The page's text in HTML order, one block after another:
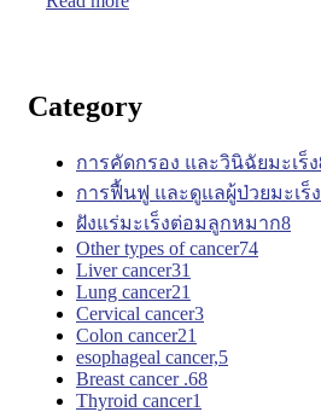
Category
การคัดกรอง และวินิฉัยมะเร็ง
การฟื้นฟู และดูแลผู้ป่วยมะเร็ง
ฝังแร่มะเร็งต่อมลูกหมาก8
Other types of cancer74
Liver cancer31
Lung cancer21
Cervical cancer3
Colon cancer21
esophageal cancer,5
Breast cancer .68
Thyroid cancer1